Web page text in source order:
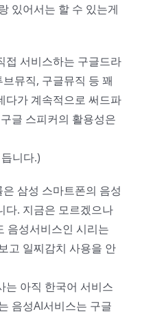
있어서는 할 수 있는게
접 서비스하는 구글드라
뮤직, 구글뮤직 등 꽤
다가 계속적으로 써드파
글 스피커의 활용성은
니다.)
삼성 스마트폰의 음성
다. 지금은 모르겠으나
음성서비스인 시리는
고 일찌감치 사용을 안
는 아직 한국어 서비스
음성AI서비스는 구글